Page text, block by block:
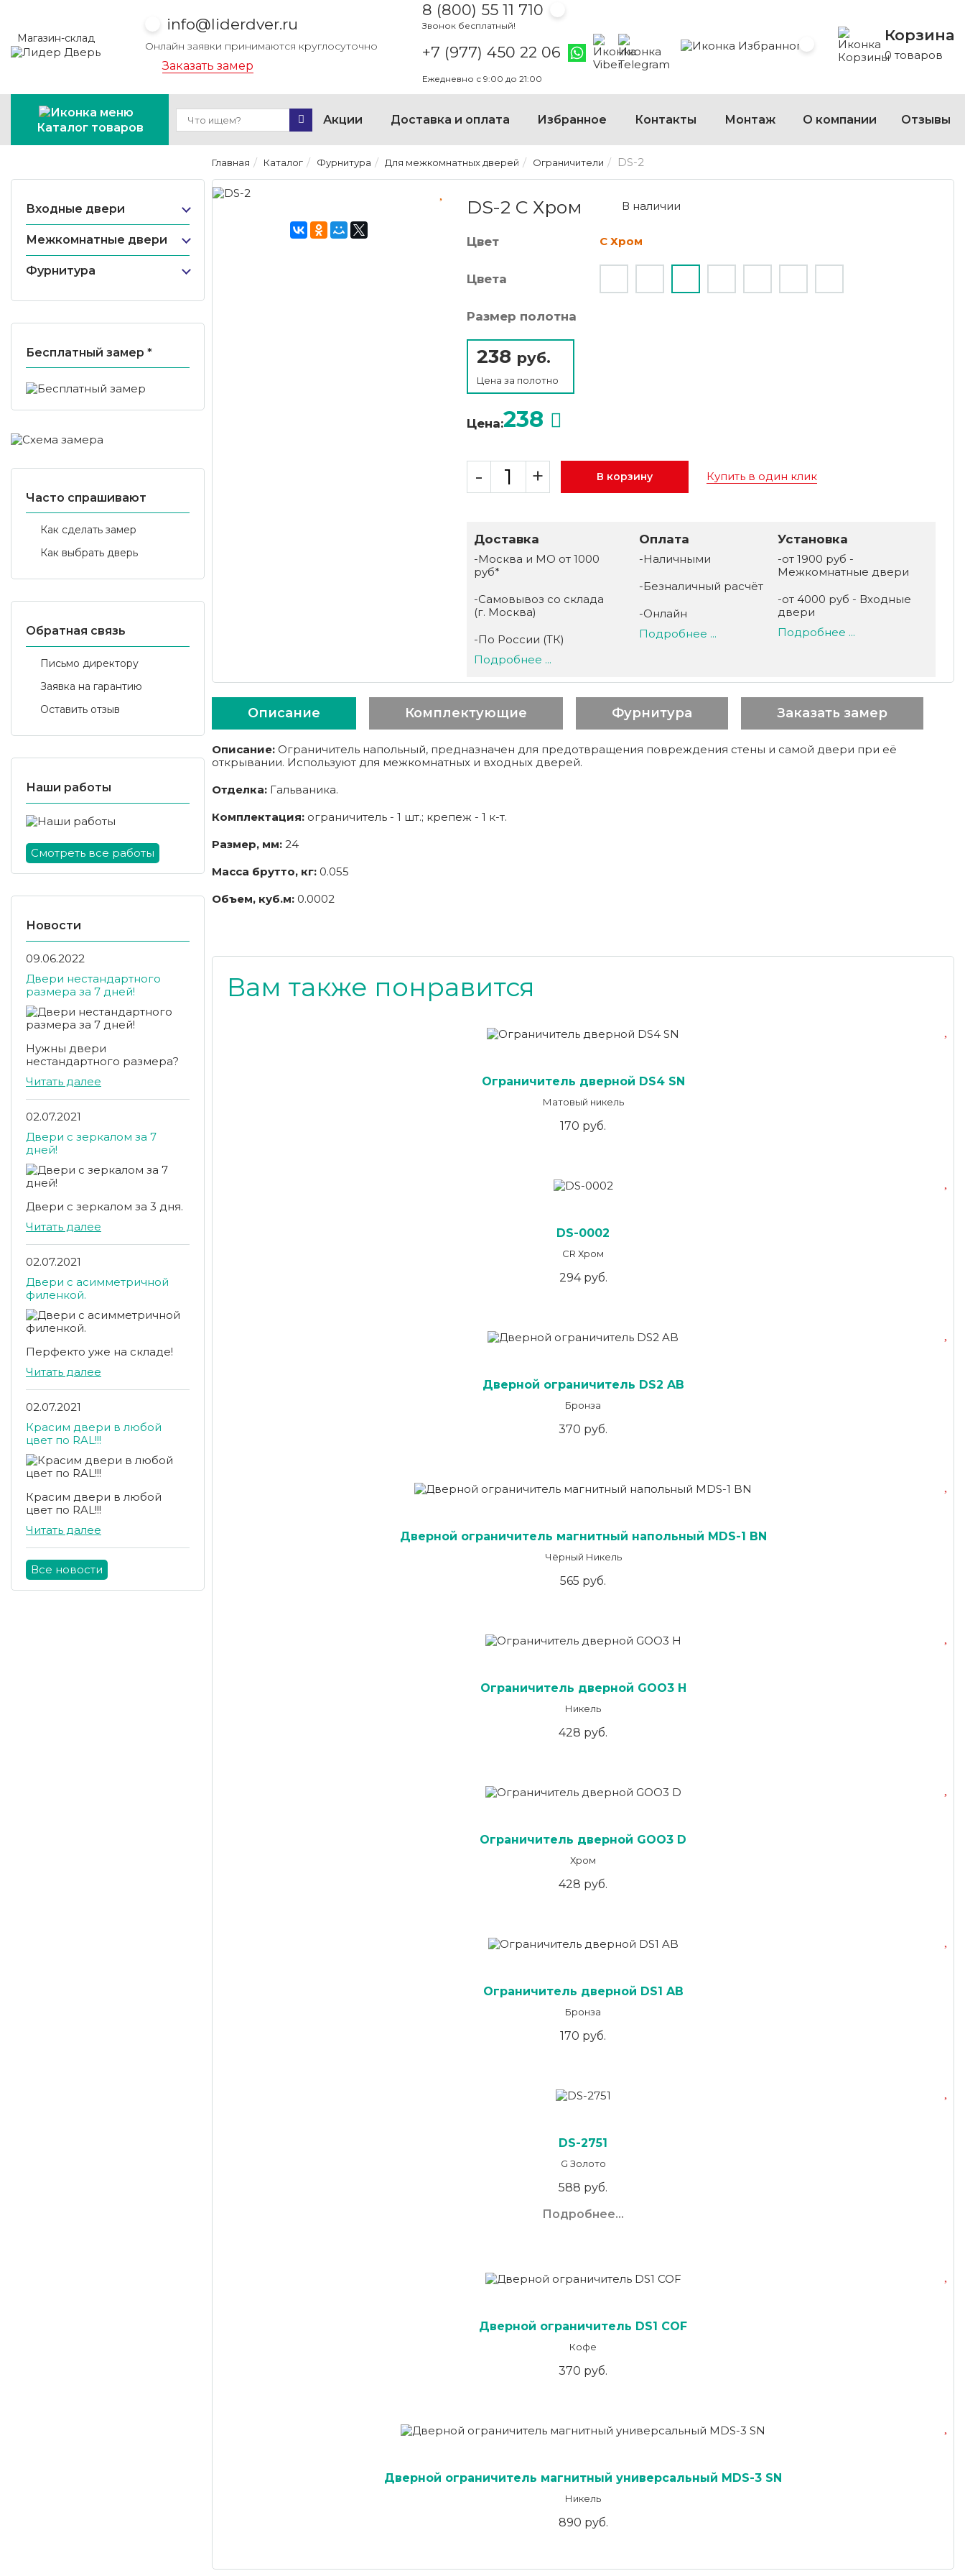
Магазин-склад
info@liderdver.ru
Онлайн заявки принимаются круглосуточно
Заказать замер
8 (800) 55 11 710
Звонок бесплатный!
+7 (977) 450 22 06 Написать на Whatsapp
Написать на Viber
Написать на Telegram
Ежедневно с 9:00 до 21:00
Избранное Корзина
0 товаров
Каталог товаров
Акции Доставка и оплата Избранное Контакты Монтаж О компании Отзывы
Входные двери
Межкомнатные двери
Фурнитура
Бесплатный замер *
Часто спрашивают
Как сделать замер
Как выбрать дверь
Обратная связь
Письмо директору
Заявка на гарантию
Оставить отзыв
Наши работы
Смотреть все работы
Новости
09.06.2022
Двери нестандартного
размера за 7 дней!
Нужны двери
нестандартного размера?
Читать далее
02.07.2021
Двери с зеркалом за 7
дней!
Двери с зеркалом за 3 дня.
Читать далее
02.07.2021
Двери с асимметричной
филенкой.
Перфекто уже на складе!
Читать далее
02.07.2021
Красим двери в любой
цвет по RAL!!!
Красим двери в любой
цвет по RAL!!!
Читать далее
Все новости
Главная Каталог Фурнитура Для межкомнатных дверей Ограничители DS-2
DS-2 C Хром В наличии
Цвет C Хром
Цвета
Размер полотна
238 руб.
Цена за полотно
Цена:238
- + В корзину Купить в один клик
Доставка
-Москва и МО от 1000
руб*
-Самовывоз со склада
(г. Москва)
-По России (ТК)
Подробнее ...
Оплата
-Наличными
-Безналичный расчёт
-Онлайн
Подробнее ...
Установка
-от 1900 руб -
Межкомнатные двери
-от 4000 руб - Входные
двери
Подробнее ...
Описание Комплектующие Фурнитура Заказать замер
Описание: Ограничитель напольный, предназначен для предотвращения повреждения стены и самой двери при её
открывании. Используют для межкомнатных и входных дверей.
Отделка: Гальваника.
Комплектация: ограничитель - 1 шт.; крепеж - 1 к-т.
Размер, мм: 24
Масса брутто, кг: 0.055
Объем, куб.м: 0.0002
Вам также понравится
Ограничитель дверной DS4 SN
Матовый никель
170 руб.
DS-0002
CR Хром
294 руб.
Дверной ограничитель DS2 AB
Бронза
370 руб.
Дверной ограничитель магнитный напольный MDS-1 BN
Чёрный Никель
565 руб.
Ограничитель дверной GOO3 H
Никель
428 руб.
Ограничитель дверной GOO3 D
Хром
428 руб.
Ограничитель дверной DS1 AB
Бронза
170 руб.
DS-2751
G Золото
588 руб.
Подробнее...
Дверной ограничитель DS1 COF
Кофе
370 руб.
Дверной ограничитель магнитный универсальный MDS-3 SN
Никель
890 руб.
×